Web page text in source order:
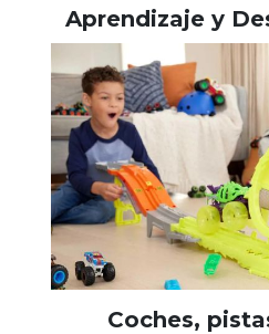
Aprendizaje y
Coches,